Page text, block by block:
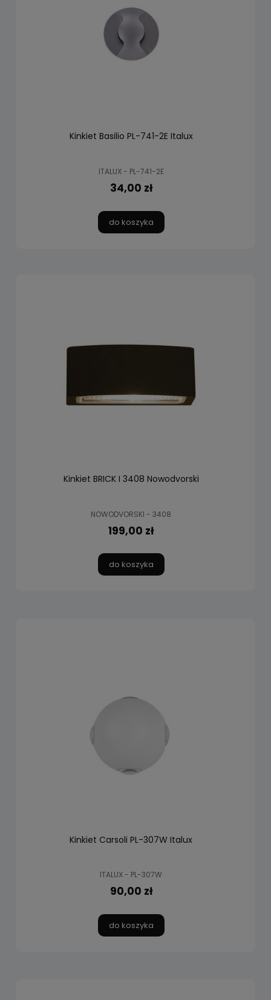
Kinkiet Basilio PL-741-2E Italux
ITALUX - PL-741-2E
34,00 zł
do koszyka
Kinkiet BRICK I 3408 Nowodvorski
NOWODVORSKI - 3408
199,00 zł
do koszyka
Kinkiet Carsoli PL-307W Italux
ITALUX - PL-307W
90,00 zł
do koszyka